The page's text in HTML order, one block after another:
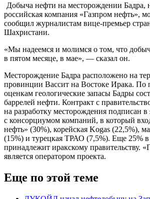
Добыча нефти на месторождении Бадра,
российская компания «Газпром нефть»,
сообщил журналистам вице-премьер
Шахристани.
«Мы надеемся и молимся о том, что
в пятом месяце, в мае», — сказал он.
Месторождение Бадра расположено на
провинции Вассит на Востоке Ирака. По
оценкам геологические запасы Бадры
баррелей нефти. Контракт с
на разработку месторождения подписан в
с консорциумом компаний, в который
нефть» (30%), корейская Kogas (22,5%),
(15%) и турецкая ТРАО (7,5%). Еще 25% в
принадлежит иракскому правительству.
является оператором проекта.
Еще по этой теме